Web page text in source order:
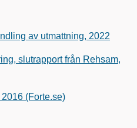
av utmattning, 2022
slutrapport från Rehsam,
(Forte.se)